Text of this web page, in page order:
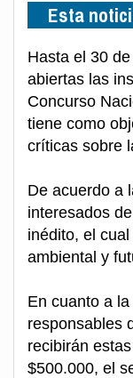
Esta
Hasta el 30
abiertas las
Concurso
tiene como
críticas sobre
De acuerdo a
interesados
inédito, el
ambiental y
En cuanto a
responsables
recibirán
$500.000, el